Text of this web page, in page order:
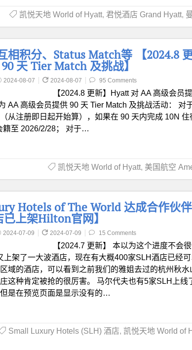
凯悦天地 World of Hyatt, 君悦酒店 Grand Hyatt,
相积分、Status Match等 【2024.8
天 Tier Match 及挑战】
2024-08-07 2024-08-07 95 Comments
【2024.8 更新】Hyatt 对 AA 高级会员
AA 高级会员提供 90 天 Tier Match 及挑战活动： 对
从注册即日起开始算），如果在 90 天内完成 10N
籍至 2026/2/28； 对于…
凯悦天地 World of Hyatt, 美国航空
Hotels of The World 达成合作伙
上架Hilton官网】
2024-07-09 2024-07-09 15 Comments
【2024.7 更新】 本以为这个进度不会
架了一大波酒店，现在有大概400家SLH酒店已经
域的酒店，可以看到之前我们的雅姐去过的杭州秋水
这种肯定被抢的很厉害。 马尔代夫也有5家SLH上线
是在预览页面是显示没有的…
Small Luxury Hotels (SLH) 酒店, 凯悦天地 World of